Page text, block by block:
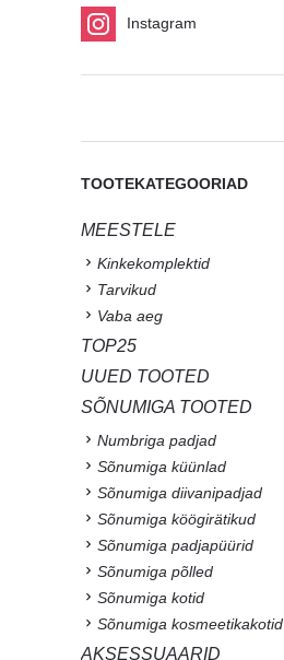
Instagram
TOOTEKATEGOORIAD
MEESTELE
Kinkekomplektid
Tarvikud
Vaba aeg
TOP25
UUED TOOTED
SÕNUMIGA TOOTED
Numbriga padjad
Sõnumiga küünlad
Sõnumiga diivanipadjad
Sõnumiga köögirätikud
Sõnumiga padjapüürid
Sõnumiga põlled
Sõnumiga kotid
Sõnumiga kosmeetikakotid
AKSESSUAARID